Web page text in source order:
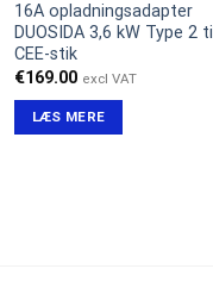
16A opladningsadapter
DUOSIDA 3,6 kW Type 2 til
CEE-stik
€169.00 excl VAT
LÆS MERE